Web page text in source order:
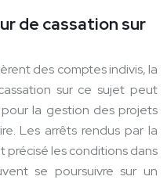
de cassation sur
des comptes indivis, la
sur ce sujet peut
la gestion des projets
Les arrêts rendus par la
les conditions dans
se poursuivre sur un